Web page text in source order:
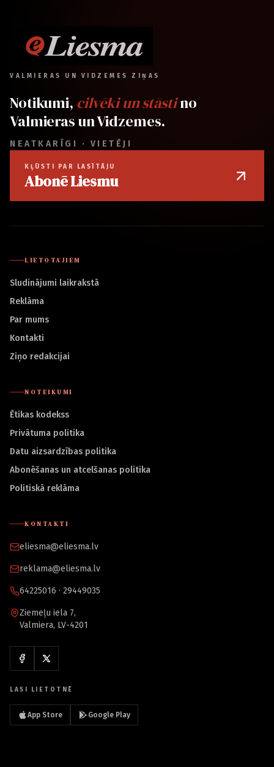
VALMIERAS UN VIDZEMES ZIŅAS
Notikumi, cilvēki un stāstino
Valmieras un Vidzemes.
NEATKARĪGI · VIETĒJI
KĻŪSTI PAR LASĪTĀJU
Abonē Liesmu
LIETOTĀJIEM
Sludinājumi laikrakstā
Reklāma
Par mums
Kontakti
Ziņo redakcijai
NOTEIKUMI
Ētikas kodekss
Privātuma politika
Datu aizsardzības politika
Abonēšanas un atcelšanas politika
Politiskā reklāma
KONTAKTI
eliesma@eliesma.lv
reklama@eliesma.lv
64225016 · 29449035
Ziemeļu iela 7,
Valmiera, LV-4201
LASI LIETOTNĒ
App Store Google Play